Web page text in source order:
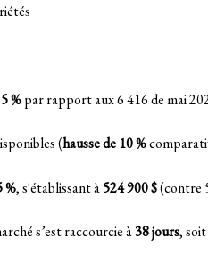
%par rapport aux 6 416 de mai
(hausse de 10 %
%, s'établissant à524 900 $(contre
s’est raccourcie à38 jours,